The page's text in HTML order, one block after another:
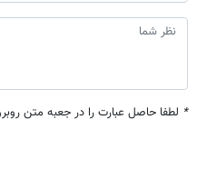
* لطفا حاصل عبارت را در جعبه متن